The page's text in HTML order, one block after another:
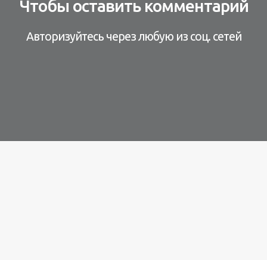
Чтобы оставить комментарий
Авторизуйтесь через любую из соц. сетей